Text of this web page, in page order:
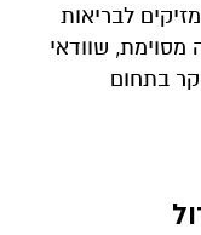
לבריאות
שוודאי
בתחום